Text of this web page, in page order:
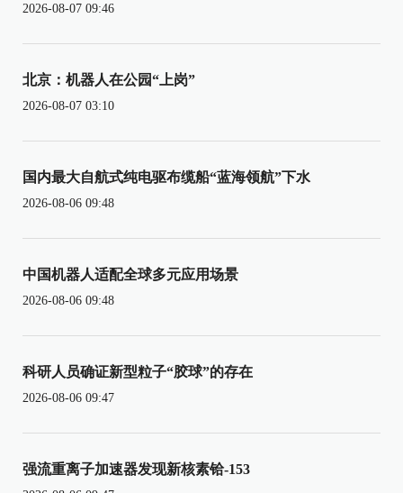
2026-08-07 09:46
北京：机器人在公园“上岗”
2026-08-07 03:10
国内最大自航式纯电驱布缆船“蓝海领航”下水
2026-08-06 09:48
中国机器人适配全球多元应用场景
2026-08-06 09:48
科研人员确证新型粒子“胶球”的存在
2026-08-06 09:47
强流重离子加速器发现新核素铪-153